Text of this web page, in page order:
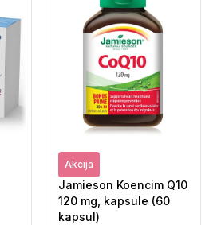
Akcija
Jamieson Koencim Q10
120 mg, kapsule (60
kapsul)